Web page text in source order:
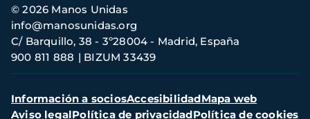
Información
de
contacto
© 2026 Manos Unidas
C/ Barquillo, 38 - 3º28004 - Madrid, España
900 811 888
BIZUM 33439
info@manosunidas.org
Menú
secundario
Información a sociosAccesibilidadMapa web
Aviso legalPolítica de privacidadPolítica de cookies